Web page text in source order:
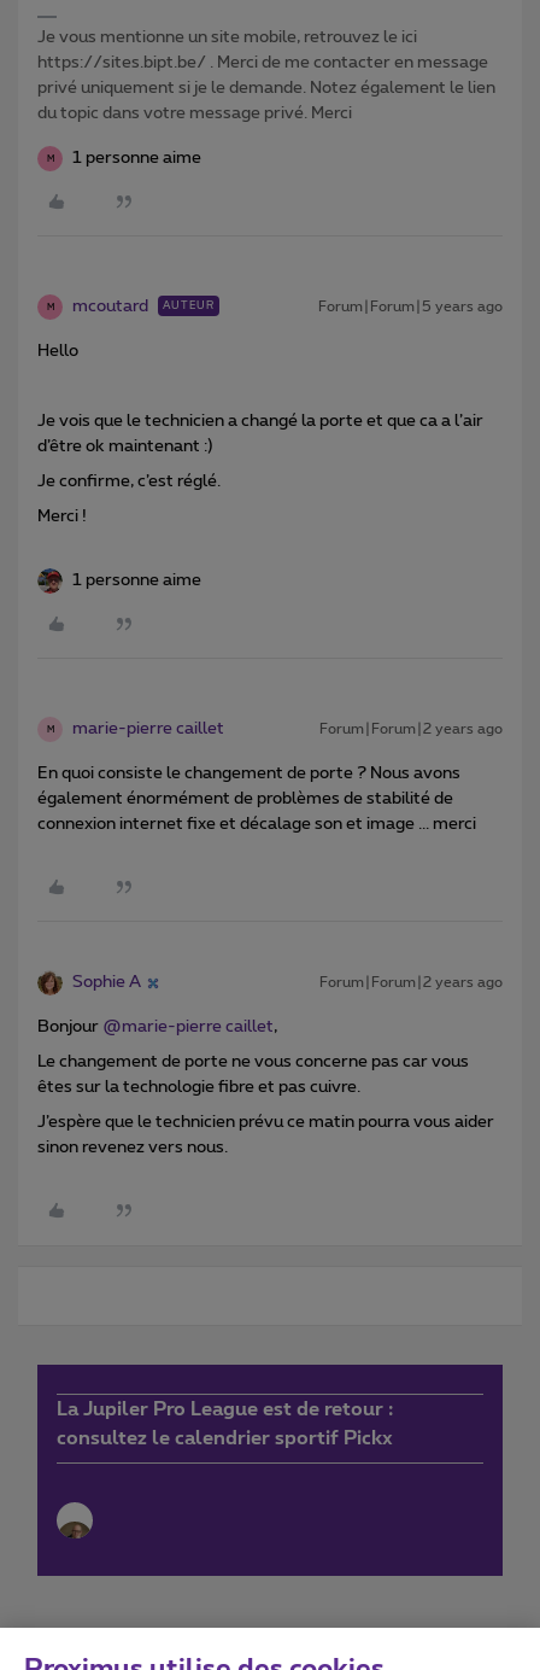
Je vous mentionne un site mobile, retrouvez le ici
https://sites.bipt.be/ . Merci de me contacter en message
privé uniquement si je le demande. Notez également le lien
du topic dans votre message privé. Merci
M 1 personne aime
M mcoutard AUTEUR Forum|Forum|5 years ago
Hello
Je vois que le technicien a changé la porte et que ca a l’air
d’être ok maintenant :)
Je confirme, c’est réglé.
Merci !
1 personne aime
M marie-pierre caillet Forum|Forum|2 years ago
En quoi consiste le changement de porte ? Nous avons
également énormément de problèmes de stabilité de
connexion internet fixe et décalage son et image ... merci
Sophie A Forum|Forum|2 years ago
Bonjour @marie-pierre caillet,
Le changement de porte ne vous concerne pas car vous
êtes sur la technologie fibre et pas cuivre.
J’espère que le technicien prévu ce matin pourra vous aider
sinon revenez vers nous.
La Jupiler Pro League est de retour :
consultez le calendrier sportif Pickx